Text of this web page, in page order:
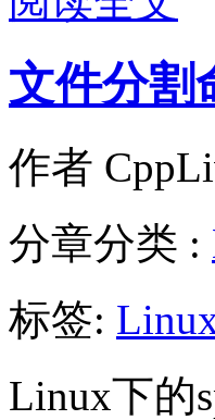
文件分割
作者
分章分类 :
标签:
Linux下的